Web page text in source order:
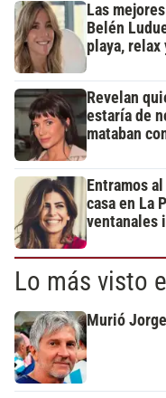
Las
Belén
playa, relax
Revelan
estaría de
mataban
Entramos
casa en La
ventanales
Lo más visto
Murió